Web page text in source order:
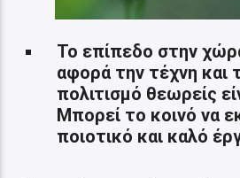
Το επίπεδο στην
αφορά την τέχνη και
πολιτισμό θεωρείς
Μπορεί το κοινό να
ποιοτικό και καλό